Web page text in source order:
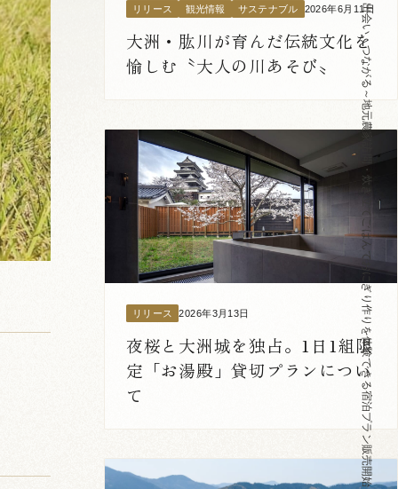
【第一弾】～生産者と出会い、つながる～地元農家訪問・炊き立てごはんでおにぎり作りを体験できる宿泊プラン販売開始
リリース 観光情報 サステナブル 2026年6月11日
大洲・肱川が育んだ伝統文化を
愉しむ〝大人の川あそび〟
リリース 2026年3月13日
夜桜と大洲城を独占。1日1組限
定「お湯殿」貸切プランについ
て